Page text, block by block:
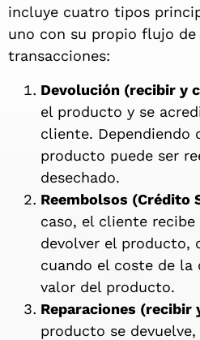
incluye cuatro tipos
uno con su propio flujo
transacciones:
Devolución (recibir y
el producto y se
cliente. Dependiendo
producto puede ser
desechado.
Reembolsos (Crédito
caso, el cliente
devolver el producto,
cuando el coste de la
valor del producto.
Reparaciones (recibir
producto se